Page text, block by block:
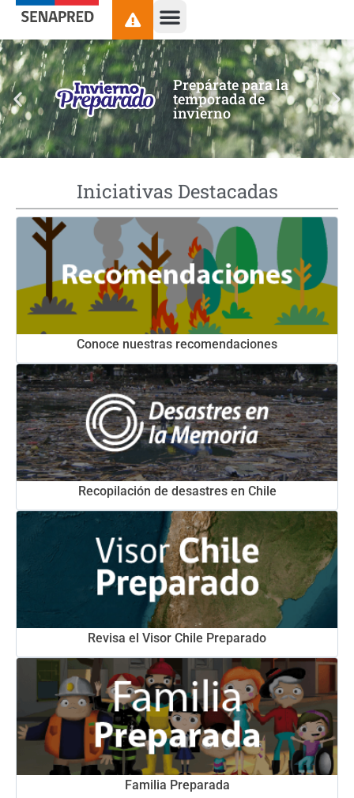
contenido
Prepárate para la
temporada de
invierno
Iniciativas Destacadas
Conoce nuestras recomendaciones
Recopilación de desastres en Chile
Revisa el Visor Chile Preparado
Familia Preparada